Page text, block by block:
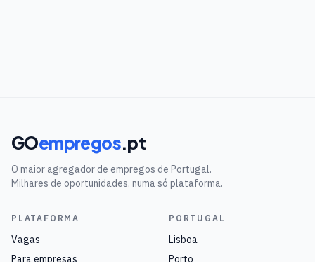
GOempregos.pt
O maior agregador de empregos de Portugal.
Milhares de oportunidades, numa só plataforma.
PLATAFORMA
Vagas
Para empresas
PORTUGAL
Lisboa
Porto